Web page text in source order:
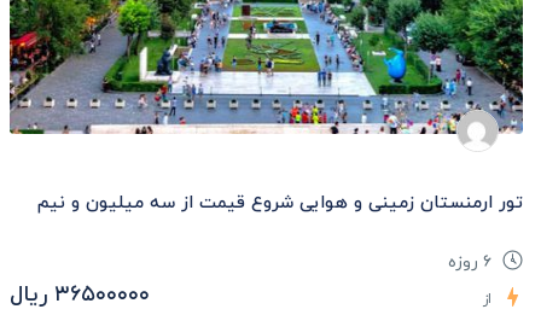
تور ارمنستان زمینی و هوایی شروع قیمت از سه میلیون و نیم
از ۳۶۵۰۰۰۰۰ ریال